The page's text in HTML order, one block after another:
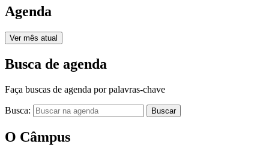
Agenda
Ver mês atual
Busca de agenda
Faça buscas de agenda por palavras-chave
Busca: Buscar
O Câmpus